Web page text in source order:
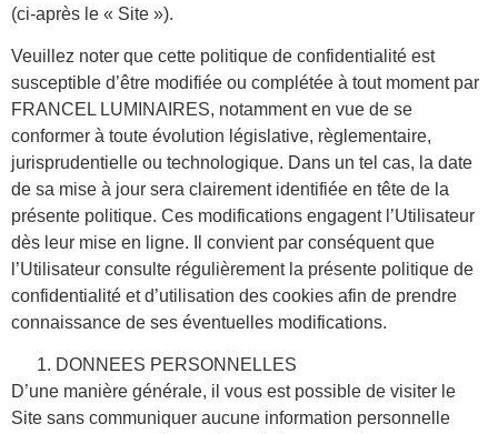
(ci-après le « Site »).
Veuillez noter que cette politique de confidentialité est
susceptible d’être modifiée ou complétée à tout moment par
FRANCEL LUMINAIRES, notamment en vue de se
conformer à toute évolution législative, règlementaire,
jurisprudentielle ou technologique. Dans un tel cas, la date
de sa mise à jour sera clairement identifiée en tête de la
présente politique. Ces modifications engagent l’Utilisateur
dès leur mise en ligne. Il convient par conséquent que
l’Utilisateur consulte régulièrement la présente politique de
confidentialité et d’utilisation des cookies afin de prendre
connaissance de ses éventuelles modifications.
DONNEES PERSONNELLES
D’une manière générale, il vous est possible de visiter le
Site sans communiquer aucune information personnelle